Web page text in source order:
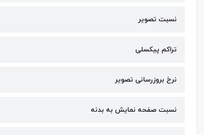
نسبت تصویر
تراکم پیکسلی
نرخ بروزرسانی تصویر
نسبت صفحه نمایش به بدنه